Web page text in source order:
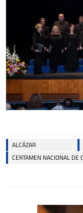
ALCÁZAR
CERTAMEN NACIONAL DE